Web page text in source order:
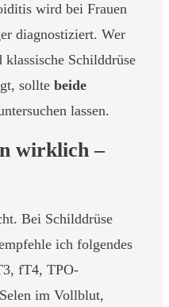
wird bei Frauen
diagnostiziert. Wer
Schilddrüse
sollte beide
lassen.
wirklich –
Bei Schilddrüse
ich folgendes
fT4, TPO-
im Vollblut,